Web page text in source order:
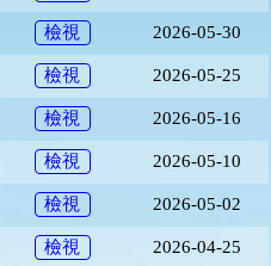
檢視 2026-05-30
檢視 2026-05-25
檢視 2026-05-16
檢視 2026-05-10
檢視 2026-05-02
檢視 2026-04-25